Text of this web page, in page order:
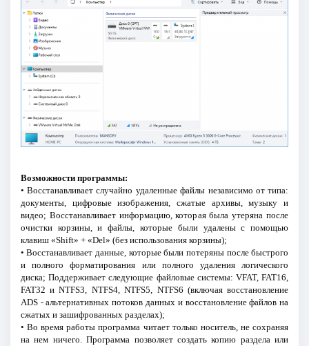
Возможности программы:
• Восстанавливает случайно удаленные файлы независимо от типа:
документы, цифровые изображения, сжатые архивы, музыку и
видео; Восстанавливает информацию, которая была утеряна после
очистки корзины, и файлы, которые были удалены с помощью
клавиш «Shift» + «Del» (без использования корзины);
• Восстанавливает данные, которые были потеряны после быстрого
и полного форматирования или полного удаления логического
диска; Поддерживает следующие файловые системы: VFAT, FAT16,
FAT32 и NTFS3, NTFS4, NTFS5, NTFS6 (включая восстановление
ADS - альтернативных потоков данных и восстановление файлов на
сжатых и зашифрованных разделах);
• Во время работы программа читает только носитель, не сохраняя
на нем ничего. Программа позволяет создать копию раздела или